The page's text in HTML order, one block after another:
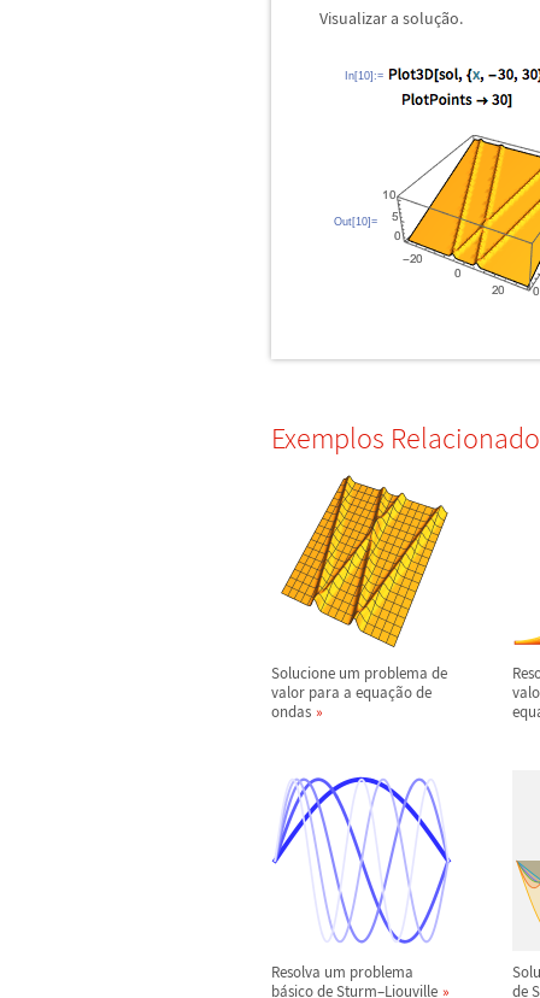
Visualizar a solução.
In[10]:=
Out[10]=
Exemplos
Solucione um problema de
valor para a equação de
ondas
Resolva um problema
básico de Sturm–Liouville
Solu
de